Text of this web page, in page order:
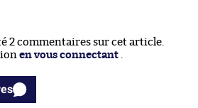
2 commentaires sur cet article.
en vous connectant